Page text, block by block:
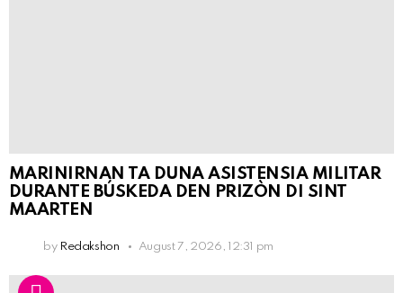
MARINIRNAN TA DUNA ASISTENSIA MILITAR
DURANTE BÚSKEDA DEN PRIZÒN DI SINT
MAARTEN
by Redakshon August 7, 2026, 12:31 pm